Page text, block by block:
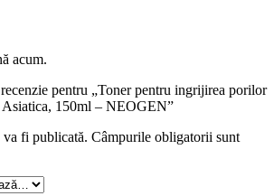
acum.
pentru „Toner pentru ingrijirea porilor
Asiatica, 150ml – NEOGEN”
va fi publicată. Câmpurile obligatorii sunt